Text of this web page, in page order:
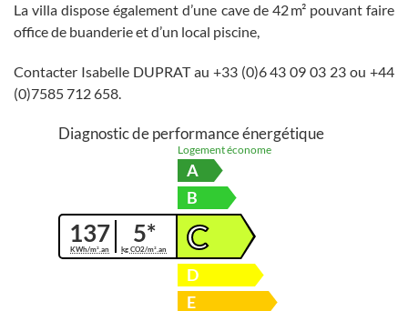
La villa dispose également d’une cave de 42 m² pouvant faire
office de buanderie et d’un local piscine,
Contacter Isabelle DUPRAT au +33 (0)6 43 09 03 23 ou +44
(0)7585 712 658.
Diagnostic de performance énergétique
137
KWh/m².an
5*
kg CO2/m².an
Logement économe
A
B
C
D
E